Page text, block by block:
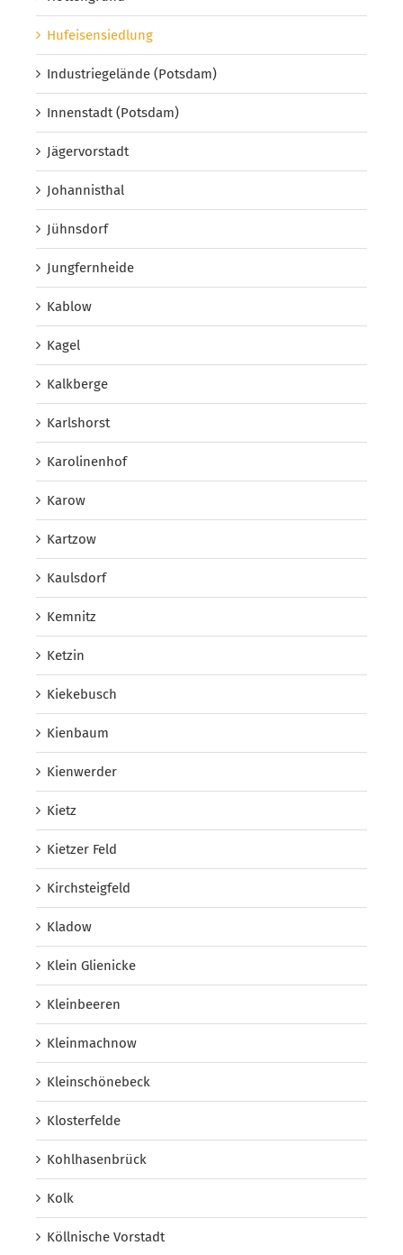
Hufeisensiedlung
Industriegelände (Potsdam)
Innenstadt (Potsdam)
Jägervorstadt
Johannisthal
Jühnsdorf
Jungfernheide
Kablow
Kagel
Kalkberge
Karlshorst
Karolinenhof
Karow
Kartzow
Kaulsdorf
Kemnitz
Ketzin
Kiekebusch
Kienbaum
Kienwerder
Kietz
Kietzer Feld
Kirchsteigfeld
Kladow
Klein Glienicke
Kleinbeeren
Kleinmachnow
Kleinschönebeck
Klosterfelde
Kohlhasenbrück
Kolk
Köllnische Vorstadt